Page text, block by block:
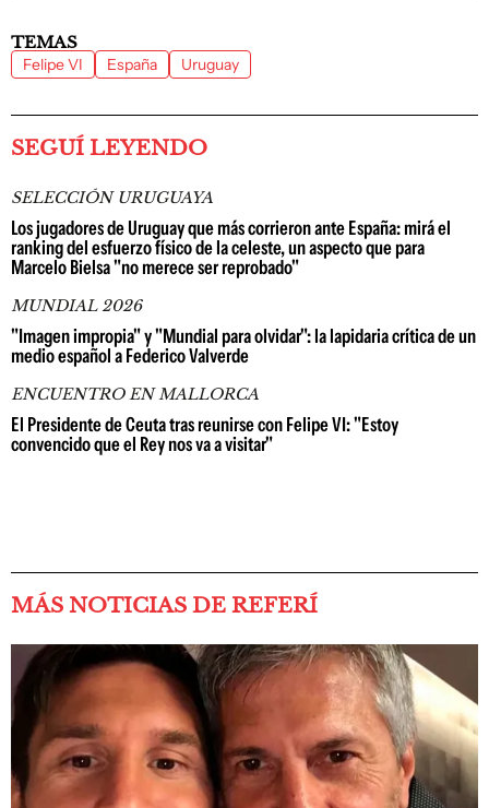
TEMAS
Felipe VI España Uruguay
SEGUÍ LEYENDO
SELECCIÓN URUGUAYA
Los jugadores de Uruguay que más corrieron ante España: mirá el
ranking del esfuerzo físico de la celeste, un aspecto que para
Marcelo Bielsa "no merece ser reprobado"
MUNDIAL 2026
"Imagen impropia" y "Mundial para olvidar": la lapidaria crítica de un
medio español a Federico Valverde
ENCUENTRO EN MALLORCA
El Presidente de Ceuta tras reunirse con Felipe VI: "Estoy
convencido que el Rey nos va a visitar"
MÁS NOTICIAS DE REFERÍ